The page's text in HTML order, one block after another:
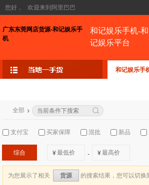
您好， 欢迎来到阿里巴巴
广东东莞网店货源-和记娱乐手
机
和记娱乐手机-和
记娱乐平台
和记娱乐手
全部
支付宝 买家保障 混批 新品
综合 ¥ - ¥
为您展示了相关 货源 的搜索结果，您可以切换